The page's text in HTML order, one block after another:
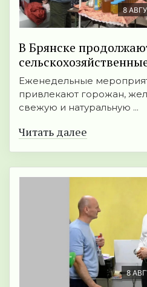
8
В Брянске
Еженедельные
привлекают горожан,
свежую и натуральную ...
Читать далее
8